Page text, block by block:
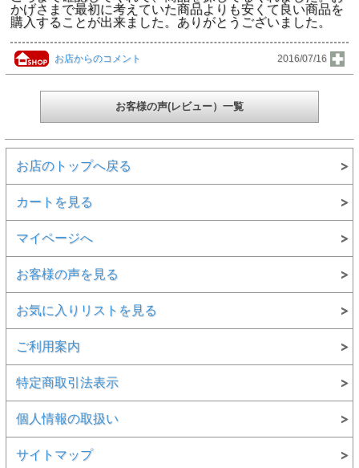
かげさまで最初に考えていた商品よりも安くて良い商品を
購入することが出来ました。ありがとうございました。
お店からのコメント 2016/07/16
お客様の声(レビュー）一覧
お店のトップへ戻る
カートを見る
マイページへ
お客様の声を見る
お気に入りリストを見る
ご利用案内
特定商取引法表示
個人情報の取扱い
サイトマップ